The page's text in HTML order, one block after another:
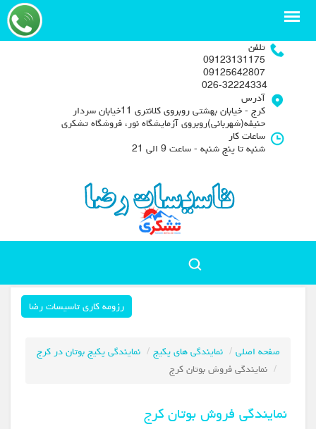
تلفن
09123131175
09125642807
آدرس
کرج - خیابان بهشتی روبروی کلانتری 11خیابان سردار
حنیفه(شهربانی)روبروی آزمایشگاه نور، فروشگاه تشکری
ساعات کار
شنبه تا پنج شنبه - ساعت 9 الی 21
رزومه کاری تاسیسات رضا
صفحه اصلی نمایندگی های پکیج
نمایندگی پکیج بوتان در کرج
نمایندگی فروش بوتان کرج
نمایندگی فروش بوتان کرج